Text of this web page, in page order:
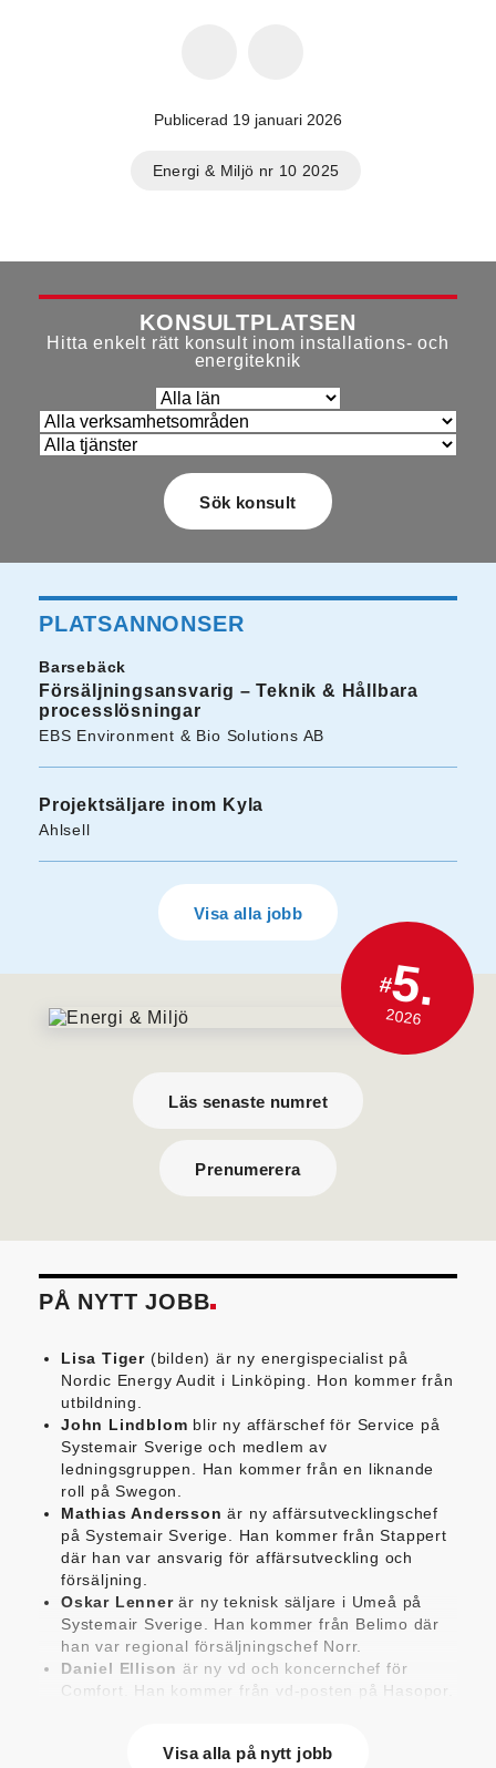
Publicerad 19 januari 2026
Energi & Miljö nr 10 2025
KONSULTPLATSEN
Hitta enkelt rätt konsult inom installations- och
energiteknik
PLATSANNONSER
Barsebäck
Försäljningsansvarig – Teknik & Hållbara
processlösningar
EBS Environment & Bio Solutions AB
Projektsäljare inom Kyla
Ahlsell
Visa alla jobb
#5.
2026
Läs senaste numret
Prenumerera
PÅ NYTT JOBB
Lisa Tiger (bilden) är ny energispecialist på
Nordic Energy Audit i Linköping. Hon kommer från
utbildning.
John Lindblom blir ny affärschef för Service på
Systemair Sverige och medlem av
ledningsgruppen. Han kommer från en liknande
roll på Swegon.
Mathias Andersson är ny affärsutvecklingschef
på Systemair Sverige. Han kommer från Stappert
där han var ansvarig för affärsutveckling och
försäljning.
Oskar Lennerär ny teknisk säljare i Umeå på
Systemair Sverige. Han kommer från Belimo där
han var regional försäljningschef Norr.
Daniel Ellison är ny vd och koncernchef för
Comfort. Han kommer från vd-posten på Hasopor.
var försäljningschef i Skandinavien.
Visa alla på nytt jobb